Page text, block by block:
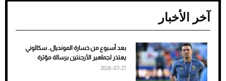
ضعف تبريد مكيف السيارة عند الوقوف.. أشهر
الأسباب والحلول
آخر الأخبار
بعد أسبوع من خسارة المونديال.. سكالوني
يعتذر لجماهير الأرجنتين برسالة مؤثرة
2026-07-27